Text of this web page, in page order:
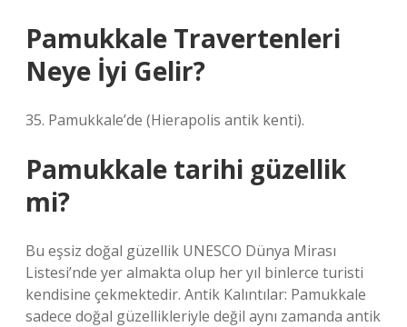
Pamukkale Travertenleri
Neye İyi Gelir?
35. Pamukkale’de (Hierapolis antik kenti).
Pamukkale tarihi güzellik
mi?
Bu eşsiz doğal güzellik UNESCO Dünya Mirası
Listesi’nde yer almakta olup her yıl binlerce turisti
kendisine çekmektedir. Antik Kalıntılar: Pamukkale
sadece doğal güzellikleriyle değil aynı zamanda antik